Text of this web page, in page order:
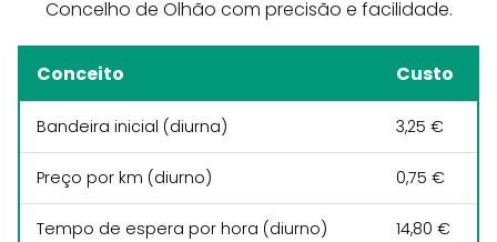
Concelho de Olhão com precisão e facilidade.
Conceito Custo
Bandeira inicial (diurna) 3,25 €
Preço por km (diurno) 0,75 €
Tempo de espera por hora (diurno) 14,80 €